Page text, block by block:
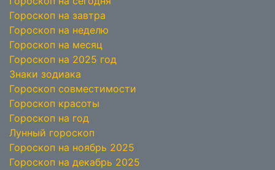
Гороскоп на завтра
Гороскоп на неделю
Гороскоп на месяц
Гороскоп на 2025 год
Знаки зодиака
Гороскоп совместимости
Гороскоп красоты
Гороскоп на год
Лунный гороскоп
Гороскоп на ноябрь 2025
Гороскоп на декабрь 2025